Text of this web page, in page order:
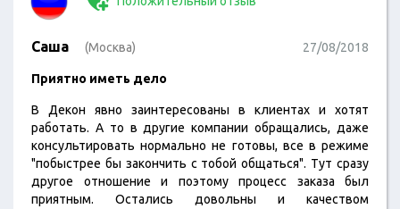
Саша (Москва) 27/08/2018
Приятно иметь дело
В Декон явно заинтересованы в клиентах и хотят
работать. А то в другие компании обращались, даже
консультировать нормально не готовы, все в режиме
"побыстрее бы закончить с тобой общаться". Тут сразу
другое отношение и поэтому процесс заказа был
приятным. Остались довольны и качеством